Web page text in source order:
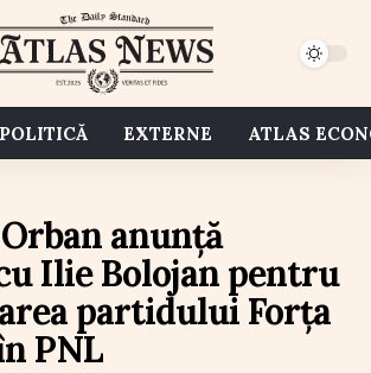
POLITICĂ EXTERNE ATLAS
anunță
Ilie Bolojan pentru
partidului Forța
PNL